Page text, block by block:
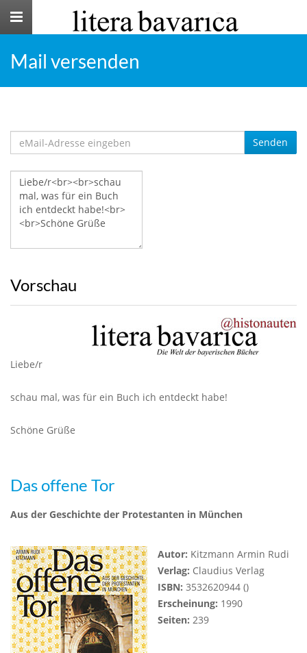
Toggle
Mail versenden
Senden
Vorschau
Liebe/r
schau mal, was für ein Buch ich entdeckt habe!
Schöne Grüße
Das offene Tor
Aus der Geschichte der Protestanten in München
Autor: Kitzmann Armin Rudi
Verlag: Claudius Verlag
ISBN: 3532620944 ()
Erscheinung: 1990
Seiten: 239